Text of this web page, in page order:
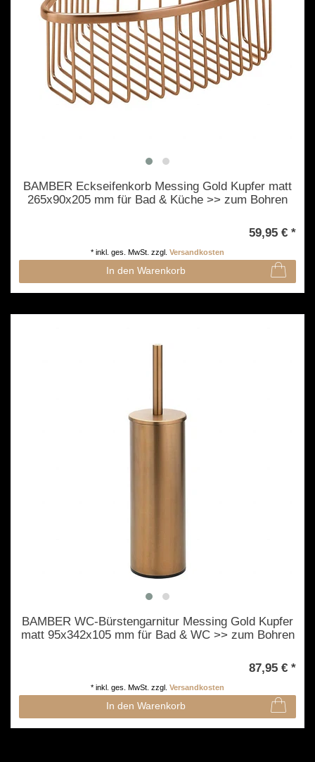
BAMBER Eckseifenkorb Messing Gold Kupfer matt
265x90x205 mm für Bad & Küche >> zum Bohren
59,95 € *
In den Warenkorb
* inkl. ges. MwSt. zzgl. Versandkosten
BAMBER WC-Bürstengarnitur Messing Gold Kupfer
matt 95x342x105 mm für Bad & WC >> zum Bohren
87,95 € *
In den Warenkorb
* inkl. ges. MwSt. zzgl. Versandkosten